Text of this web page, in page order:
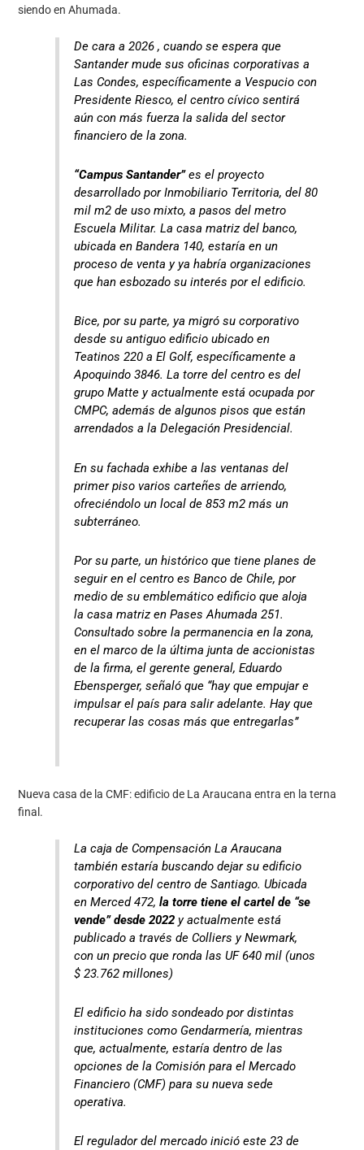
siendo en Ahumada.
De cara a 2026 , cuando se espera que
Santander mude sus oficinas corporativas a
Las Condes, específicamente a Vespucio con
Presidente Riesco, el centro cívico sentirá
aún con más fuerza la salida del sector
financiero de la zona.
“Campus Santander”es el proyecto
desarrollado por Inmobiliario Territoria, del 80
mil m2 de uso mixto, a pasos del metro
Escuela Militar. La casa matriz del banco,
ubicada en Bandera 140, estaría en un
proceso de venta y ya habría organizaciones
que han esbozado su interés por el edificio.
Bice, por su parte, ya migró su corporativo
desde su antiguo edificio ubicado en
Teatinos 220 a El Golf, específicamente a
Apoquindo 3846. La torre del centro es del
grupo Matte y actualmente está ocupada por
CMPC, además de algunos pisos que están
arrendados a la Delegación Presidencial.
En su fachada exhibe a las ventanas del
primer piso varios carteñes de arriendo,
ofreciéndolo un local de 853 m2 más un
subterráneo.
Por su parte, un histórico que tiene planes de
seguir en el centro es Banco de Chile, por
medio de su emblemático edificio que aloja
la casa matriz en Pases Ahumada 251.
Consultado sobre la permanencia en la zona,
en el marco de la última junta de accionistas
de la firma, el gerente general, Eduardo
Ebensperger, señaló que “hay que empujar e
impulsar el país para salir adelante. Hay que
recuperar las cosas más que entregarlas”
Nueva casa de la CMF: edificio de La Araucana entra en la terna
final.
La caja de Compensación La Araucana
también estaría buscando dejar su edificio
corporativo del centro de Santiago. Ubicada
en Merced 472, la torre tiene el cartel de “se
vende” desde 2022y actualmente está
publicado a través de Colliers y Newmark,
con un precio que ronda las UF 640 mil (unos
$ 23.762 millones)
El edificio ha sido sondeado por distintas
instituciones como Gendarmería, mientras
que, actualmente, estaría dentro de las
opciones de la Comisión para el Mercado
Financiero (CMF) para su nueva sede
operativa.
El regulador del mercado inició este 23 de